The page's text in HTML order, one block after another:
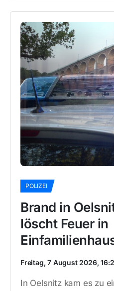
POLIZEI
Brand in
löscht Feuer in
Freitag, 7 August 2026,
In Oelsnitz kam es zu